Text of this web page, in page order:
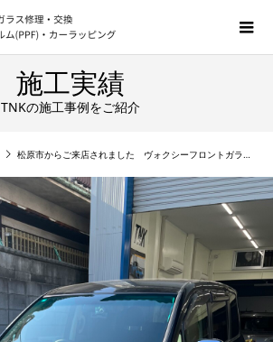
施工実績
TNKの施工事例をご紹介
松原市からご来店されました ヴォクシーフロントガラス交換